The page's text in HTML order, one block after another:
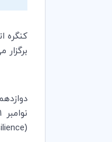
کنگره
برگزار
(